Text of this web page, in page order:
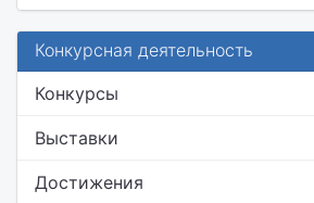
Конкурсная деятельность
Конкурсы
Выставки
Достижения